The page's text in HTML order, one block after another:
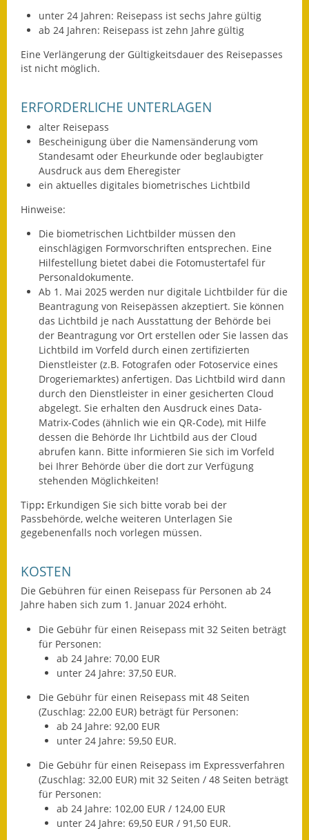
Gutachterausschuss
Rückstausicherung von
Gebäuden
Hochwassergefahrenkarte
Gemeindehalle und
Bürgerhaus
Kernzeitbetreuung
Integration und Asyl
Bevölkerungsschutz
Kinderbetreuung
Nahverkehr
Ver- & Entsorgung
Breitbandausbau
Klimaschutzagentur
Freizeit
Feuerwehr
Kirchen
Termine &
Veranstaltungen
Wirtschaft
Ausschreibung von
Baumaßnahmen
unter 24 Jahren: Reisepass ist sechs Jahre gültig
ab 24 Jahren: Reisepass ist zehn Jahre gültig
Eine Verlängerung der Gültigkeitsdauer des Reisepasses
ist nicht möglich.
ERFORDERLICHE UNTERLAGEN
alter Reisepass
Bescheinigung über die Namensänderung vom
Standesamt oder Eheurkunde oder beglaubigter
Ausdruck aus dem Eheregister
ein aktuelles digitales biometrisches Lichtbild
Hinweise:
Die biometrischen Lichtbilder müssen den
einschlägigen Formvorschriften entsprechen. Eine
Hilfestellung bietet dabei die Fotomustertafel für
Personaldokumente.
Ab 1. Mai 2025 werden nur digitale Lichtbilder für die
Beantragung von Reisepässen akzeptiert. Sie können
das Lichtbild je nach Ausstattung der Behörde bei
der Beantragung vor Ort erstellen oder Sie lassen das
Lichtbild im Vorfeld durch einen zertifizierten
Dienstleister (z.B. Fotografen oder Fotoservice eines
Drogeriemarktes) anfertigen. Das Lichtbild wird dann
durch den Dienstleister in einer gesicherten Cloud
abgelegt. Sie erhalten den Ausdruck eines Data-
Matrix-Codes (ähnlich wie ein QR-Code), mit Hilfe
dessen die Behörde Ihr Lichtbild aus der Cloud
abrufen kann. Bitte informieren Sie sich im Vorfeld
bei Ihrer Behörde über die dort zur Verfügung
stehenden Möglichkeiten!
Tipp: Erkundigen Sie sich bitte vorab bei der
Passbehörde, welche weiteren Unterlagen Sie
gegebenenfalls noch vorlegen müssen.
KOSTEN
Die Gebühren für einen Reisepass für Personen ab 24
Jahre haben sich zum 1. Januar 2024 erhöht.
Die Gebühr für einen Reisepass mit 32 Seiten beträgt
für Personen:
ab 24 Jahre: 70,00 EUR
unter 24 Jahre: 37,50 EUR.
Die Gebühr für einen Reisepass mit 48 Seiten
(Zuschlag: 22,00 EUR) beträgt für Personen:
ab 24 Jahre: 92,00 EUR
unter 24 Jahre: 59,50 EUR.
Die Gebühr für einen Reisepass im Expressverfahren
(Zuschlag: 32,00 EUR) mit 32 Seiten / 48 Seiten beträgt
für Personen:
ab 24 Jahre: 102,00 EUR / 124,00 EUR
unter 24 Jahre: 69,50 EUR / 91,50 EUR.